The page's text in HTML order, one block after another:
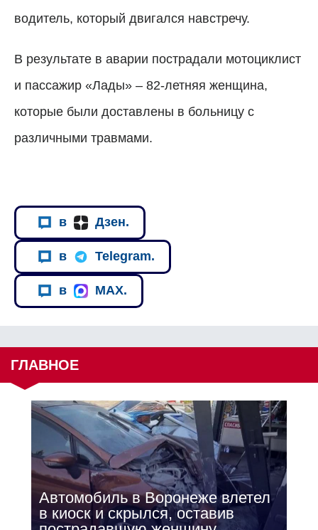
водитель, который двигался навстречу.
В результате в аварии пострадали мотоциклист
и пассажир «Лады» – 82-летняя женщина,
которые были доставлены в больницу с
различными травмами.
в Дзен.
в Telegram.
в MAX.
ГЛАВНОЕ
Автомобиль в Воронеже влетел
в киоск и скрылся, оставив